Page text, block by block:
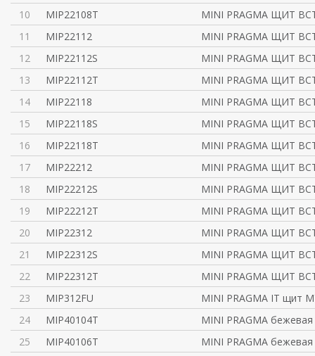
10
MIP22108T
MINI PRAGMA ЩИТ
11
MIP22112
MINI PRAGMA ЩИТ
12
MIP22112S
MINI PRAGMA ЩИТ
13
MIP22112T
MINI PRAGMA ЩИТ
14
MIP22118
MINI PRAGMA ЩИТ
15
MIP22118S
MINI PRAGMA ЩИТ
16
MIP22118T
MINI PRAGMA ЩИТ
17
MIP22212
MINI PRAGMA ЩИТ
18
MIP22212S
MINI PRAGMA ЩИТ
19
MIP22212T
MINI PRAGMA ЩИТ
20
MIP22312
MINI PRAGMA ЩИТ
21
MIP22312S
MINI PRAGMA ЩИТ
22
MIP22312T
MINI PRAGMA ЩИТ
23
MIP312FU
MINI PRAGMA IT щит
24
MIP40104T
MINI PRAGMA
25
MIP40106T
MINI PRAGMA